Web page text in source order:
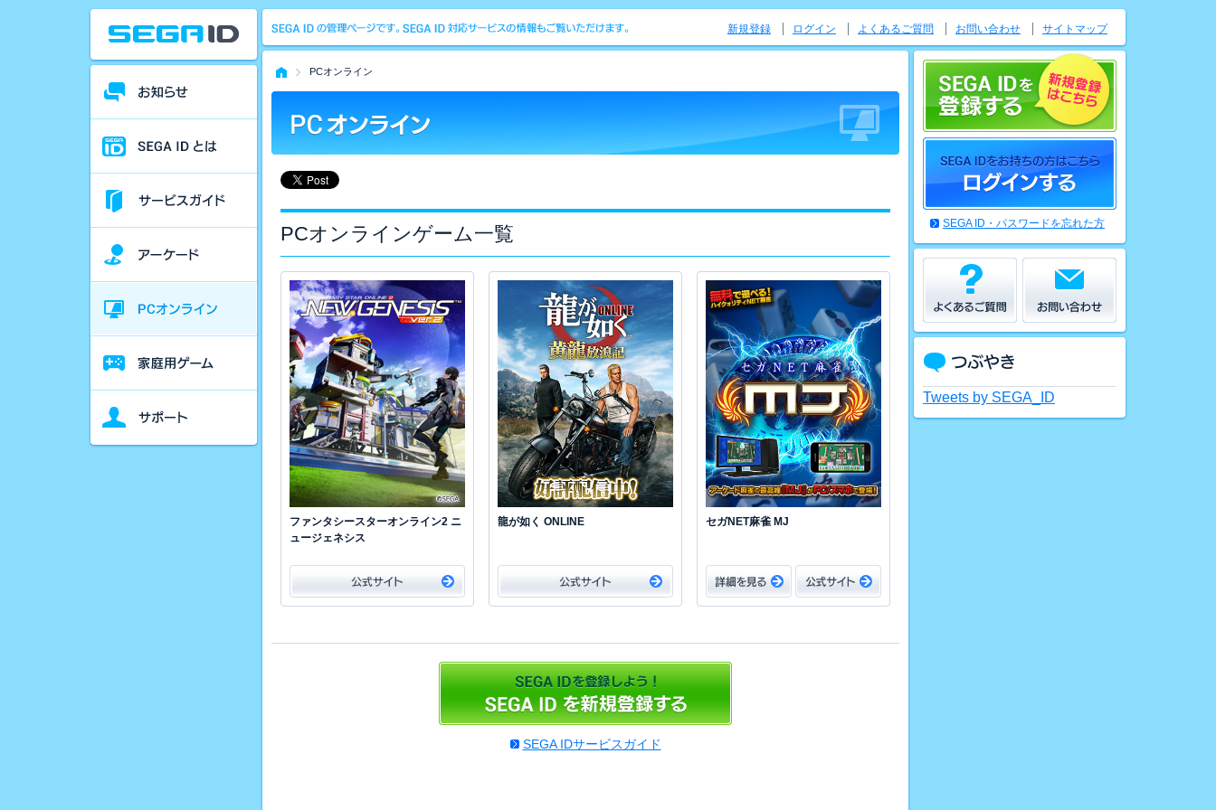
PCオンライン
PCオンラインゲーム一覧
ファンタシースターオンライン2 ニ
ュージェネシス
龍が如く ONLINE セガNET麻雀 MJ
SEGA IDサービスガイド
SEGA ID・パスワードを忘れた方
Tweets by SEGA_ID
新規登録 ログイン よくあるご質問 お問い合わせ サイトマップ